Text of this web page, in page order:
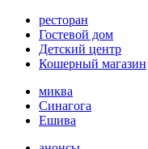
ресторан
Гостевой дом
Детский центр
Кошерный магазин
миква
Синагога
Ешива